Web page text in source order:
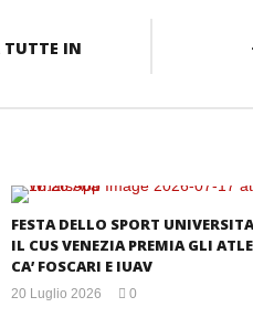
TUTTE IN
FESTA DELLO SPORT
IL CUS VENEZIA PREMIA GLI
CA’ FOSCARI E IUAV
20 Luglio 2026
0